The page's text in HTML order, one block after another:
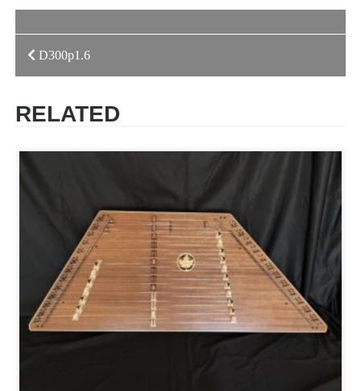
投
ナ
ビ
ン
D300p1.6
RELATED